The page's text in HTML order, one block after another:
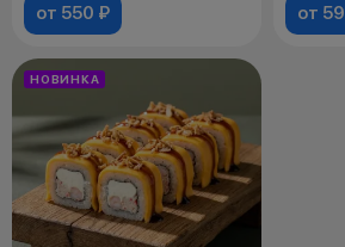
от 550 ₽ от
НОВИНКА